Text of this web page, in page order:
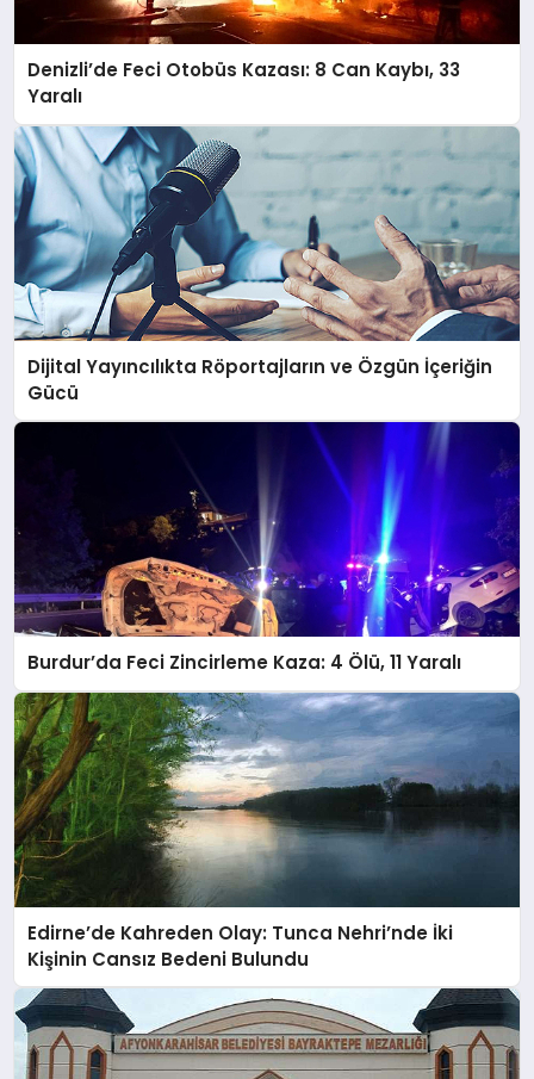
Denizli’de Feci Otobüs Kazası: 8 Can Kaybı, 33
Yaralı
Dijital Yayıncılıkta Röportajların ve Özgün İçeriğin
Gücü
Burdur’da Feci Zincirleme Kaza: 4 Ölü, 11 Yaralı
Edirne’de Kahreden Olay: Tunca Nehri’nde İki
Kişinin Cansız Bedeni Bulundu